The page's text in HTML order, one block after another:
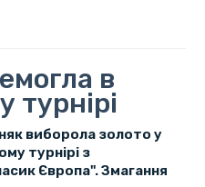
в
турнірі
виборола золото у
турнірі з
Європа". Змагання